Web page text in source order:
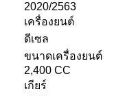
2020/2563
เครื่องยนต์
ดีเซล
ขนาดเครื่องยนต์
2,400 CC
เกียร์